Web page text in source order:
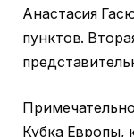
Анастасия
пунктов.
Кубка Европы,